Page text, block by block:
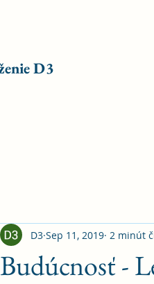
D3
Budúcnosť -
D3 Sep 11, 2019 2 minút